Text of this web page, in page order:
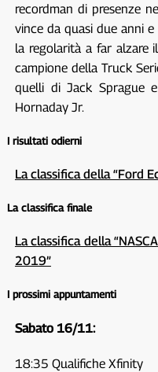
recordman di presenze
vince da quasi due anni
la regolarità a far alzare
campione della Truck
quelli di Jack Sprague e
Hornaday Jr.
I risultati odierni
La classifica della “Ford
La classifica finale
La classifica della
2019”
I prossimi appuntamenti
Sabato 16/11:
18:35 Qualifiche Xfinity